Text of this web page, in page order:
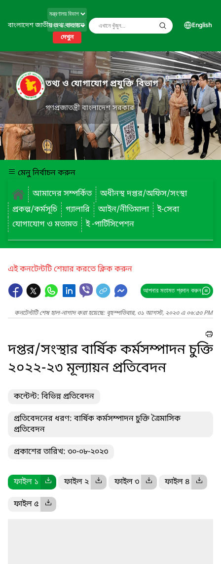
বাংলাদেশ জাতীয় তথ্য বাতায়ন
দেখুন
English
তথ্য ও যোগাযোগ প্রযুক্তি বিভাগ
গণপ্রজাতন্ত্রী বাংলাদেশ সরকার
মেনু নির্বাচন করুন
আমাদের সম্পর্কিত
অধীনস্থ দপ্তর/অফিস/সংস্থা
প্রকল্প/কর্মসূচি
গ্যালারি আইন/নীতিমালা
ই-সেবা
যোগাযোগ ও মতামত
ই -পার্টিসিপেশন
এই কনটেন্টটি শেয়ার করতে ক্লিক করুন
আপনার মতামত প্রদান করুন
কনটেন্টটি শেষ হাল-নাগাদ করা হয়েছে: বৃহস্পতিবার, ৩১ আগস্ট, ২০২৩ এ ০৬:৫৩ PM
দপ্তর/সংস্থার বার্ষিক কর্মসম্পাদন চুক্তি
২০২২-২৩ মূল্যায়ন প্রতিবেদন
কন্টেন্ট: বিভিন্ন প্রতিবেদন
প্রতিবেদনের ধরণ: বার্ষিক কর্মসম্পাদন চুক্তি ত্রৈমাসিক
প্রতিবেদন
প্রকাশের তারিখ: ৩০-০৮-২০২৩
ফাইল ১ ফাইল ২ ফাইল ৩ ফাইল ৪
ফাইল ৫